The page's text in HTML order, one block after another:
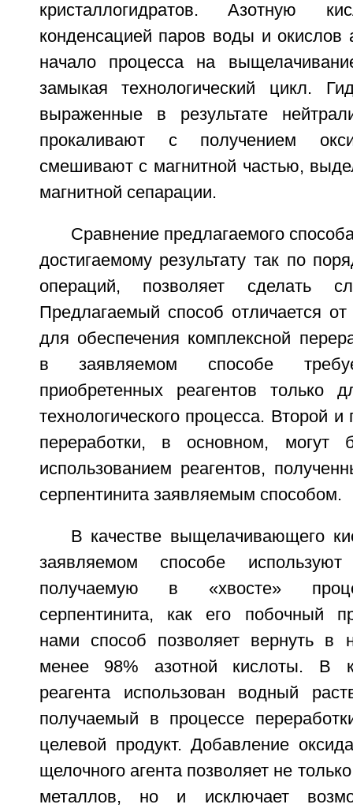
кристаллогидратов. Азотную
конденсацией паров воды и окислов
начало процесса на
замыкая технологический цикл.
выраженные в результате
прокаливают с получением
смешивают с магнитной частью,
магнитной сепарации.
Сравнение предлагаемого
достигаемому результату так по
операций, позволяет сделать
Предлагаемый способ отличается от
для обеспечения комплексной
в заявляемом способе
приобретенных реагентов только
технологического процесса. Второй
переработки, в основном, могут
использованием реагентов,
серпентинита заявляемым способом.
В качестве выщелачивающего
заявляемом способе
получаемую в «хвосте»
серпентинита, как его побочный
нами способ позволяет вернуть в
менее 98% азотной кислоты. В
реагента использован водный
получаемый в процессе
целевой продукт. Добавление
щелочного агента позволяет не
металлов, но и исключает